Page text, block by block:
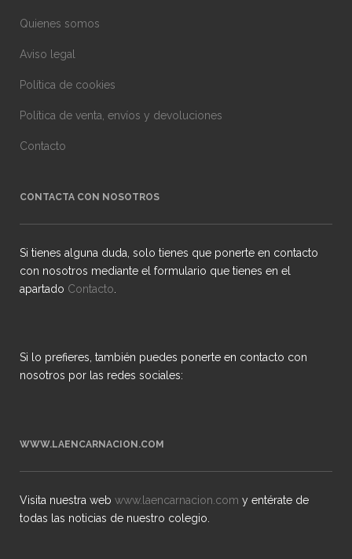
Quienes somos
Aviso legal
Política de cookies
Política de venta, envíos y devoluciones
Contacto
CONTACTA CON NOSOTROS
Si tienes alguna duda, solo tienes que ponerte en contacto
con nosotros mediante el formulario que tienes en el
apartado Contacto
Si lo prefieres, también puedes ponerte en contacto con
nosotros por las redes sociales:
WWW.LAENCARNACION.COM
Visita nuestra web www.laencarnacion.com y entérate de
todas las noticias de nuestro colegio.